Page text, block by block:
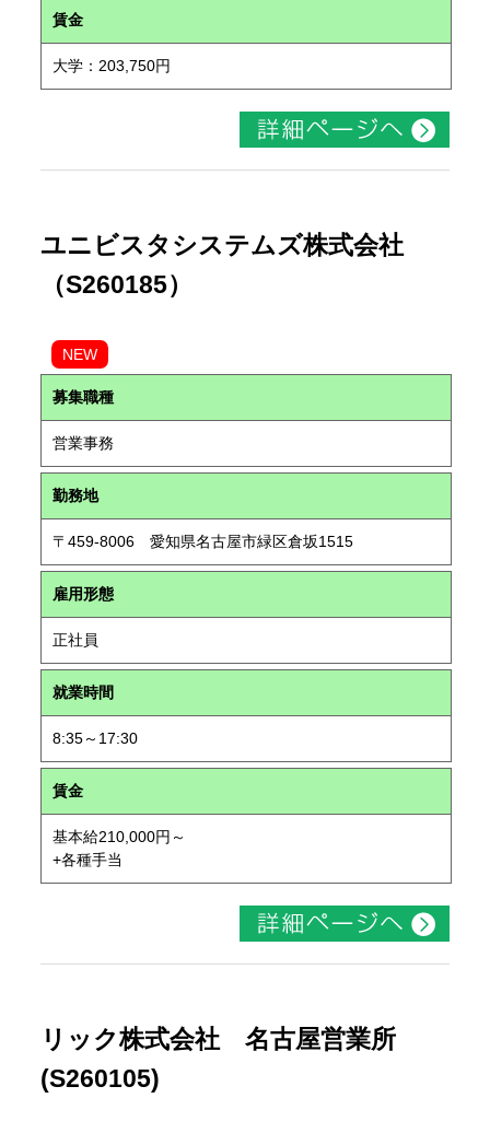
賃金
大学：203,750円
ユニビスタシステムズ株式会社
（S260185）
NEW
募集職種
営業事務
勤務地
〒459-8006 愛知県名古屋市緑区倉坂1515
雇用形態
正社員
就業時間
8:35～17:30
賃金
基本給210,000円～
+各種手当
リック株式会社 名古屋営業所
(S260105)